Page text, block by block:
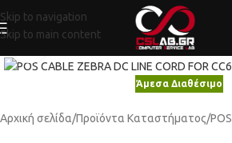
Skip to navigation
Skip to main content
Κλικ για μεγέθυνση
Άμεσα Διαθέσιμο
Αρχική σελίδα/Προϊόντα Καταστήματος/POS